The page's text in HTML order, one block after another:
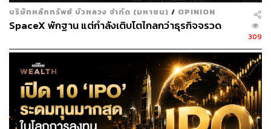
บริษัทหลักทรัพย์ บัวหลวง จำกัด (มหาชน) / OPINION
SpaceX พักฐาน แต่กำลังเติบโตไกลกว่าธุรกิจจรวด
309